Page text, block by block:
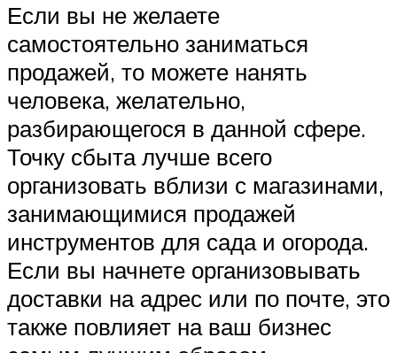
Если вы не желаете
самостоятельно заниматься
продажей, то можете нанять
человека, желательно,
разбирающегося в данной сфере.
Точку сбыта лучше всего
организовать вблизи с магазинами,
занимающимися продажей
инструментов для сада и огорода.
Если вы начнете организовывать
доставки на адрес или по почте, это
также повлияет на ваш бизнес